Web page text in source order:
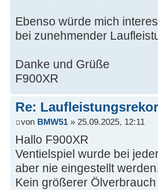
Ebenso würde mich
bei zunehmender
Danke und Grüße
F900XR
Re:
von BMW51 » 25.09.2025, 12:11
Hallo F900XR
Ventielspiel wurde bei
aber nie eingestellt
Kein größerer